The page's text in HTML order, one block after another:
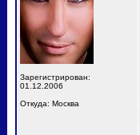
Зарегистрирован:
01.12.2006
Откуда: Москва